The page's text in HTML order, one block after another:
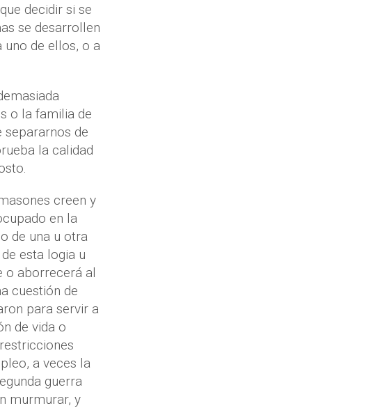
decidir si se
se desarrollen
uno de ellos, o a
o la familia de
separarnos de
la calidad
creen y
en la
de una u otra
esta logia u
o aborrecerá al
cuestión de
para servir a
de vida o
a veces la
guerra
murmurar, y